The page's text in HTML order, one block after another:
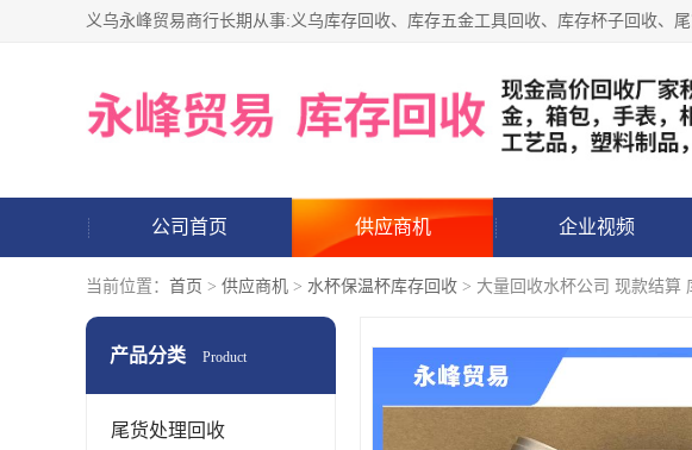
公司首页 供应商机 企业视频
当前位置： 首页 > 供应商机 > 水杯保温杯库存回收 > 大量回收水杯公司 现款结算
产品分类 Product
尾货处理回收